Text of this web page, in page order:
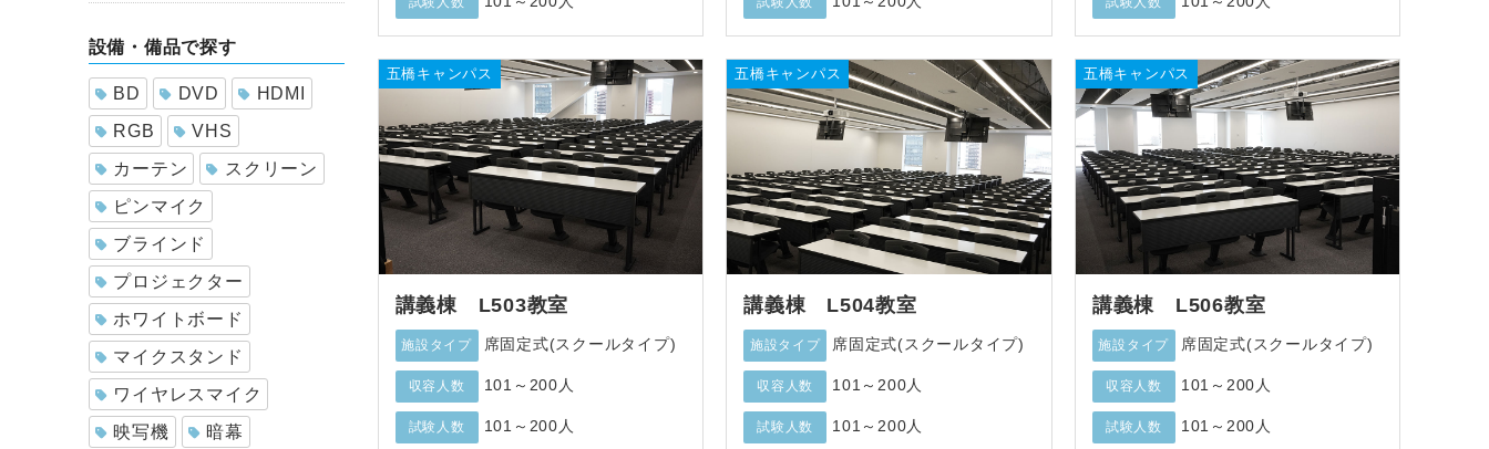
設備・備品で探す
BD DVD
HDMI
RGB
VHS
カーテン
スクリーン
ピンマイク
ブラインド
プロジェクター
ホワイトボード
マイクスタンド
ワイヤレスマイク
映写機
暗幕
五橋キャンパス
講義棟 L503教室
施設タイプ 席固定式(スクールタイプ)
収容人数 101～200人
試験人数 101～200人
五橋キャンパス
講義棟 L504教室
施設タイプ 席固定式(スクールタイプ)
収容人数 101～200人
試験人数 101～200人
五橋キャンパス
講義棟 L506教室
施設タイプ 席固定式(スクールタイプ)
収容人数 101～200人
試験人数 101～200人